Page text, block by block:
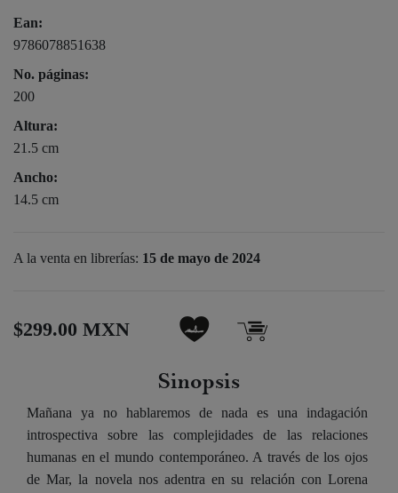
Ean:
9786078851638
No. páginas:
200
Altura:
21.5 cm
Ancho:
14.5 cm
A la venta en librerías: 15 de mayo de 2024
$299.00 MXN
Sinopsis
Mañana ya no hablaremos de nada es una indagación
introspectiva sobre las complejidades de las relaciones
humanas en el mundo contemporáneo. A través de los ojos
de Mar, la novela nos adentra en su relación con Lorena